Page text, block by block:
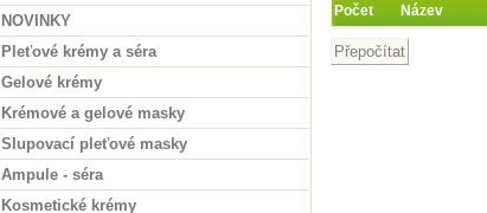
NOVINKY
Pleťové krémy a séra
Gelové krémy
Krémové a gelové masky
Slupovací pleťové masky
Ampule - séra
Kosmetické krémy
Počet Název